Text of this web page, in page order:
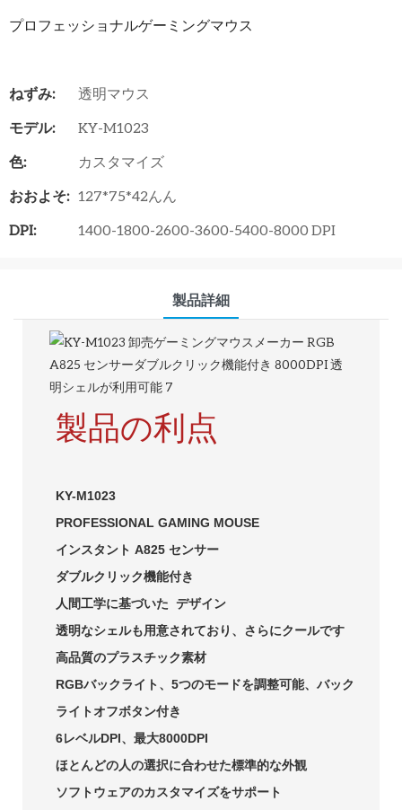
プロフェッショナルゲーミングマウス
ねずみ:
透明マウス
モデル:
KY-M1023
色:
カスタマイズ
おおよそ: 127*75*42んん
DPI:
1400-1800-2600-3600-5400-8000 DPI
製品詳細
製品の利点
KY-M1023
PROFESSIONAL GAMING MOUSE
インスタント A825 センサー
ダブルクリック機能付き
人間工学に基づいた デザイン
透明なシェルも用意されており、さらにクールです
高品質のプラスチック素材
RGBバックライト、5つのモードを調整可能、バック
ライトオフボタン付き
6レベルDPI、最大8000DPI
ほとんどの人の選択に合わせた標準的な外観
ソフトウェアのカスタマイズをサポート